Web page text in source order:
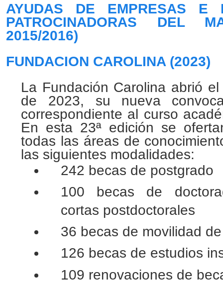
AYUDAS DE EMPRESAS E
PATROCINADORAS DEL
2015/2016)
FUNDACION CAROLINA (2023)
La Fundación Carolina abrió
de 2023, su nueva
correspondiente al curso
En esta 23ª edición se
todas las áreas de
las siguientes modalidades:
242 becas de postgrado
100 becas de
cortas postdoctorales
36 becas de movilidad
126 becas de estudios
109 renovaciones de